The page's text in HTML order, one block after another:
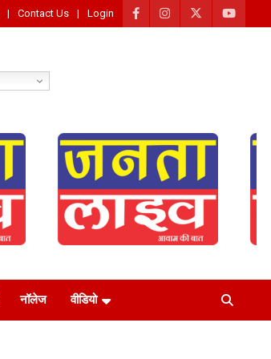
Contact Us Login
नॉलेज वीडियो